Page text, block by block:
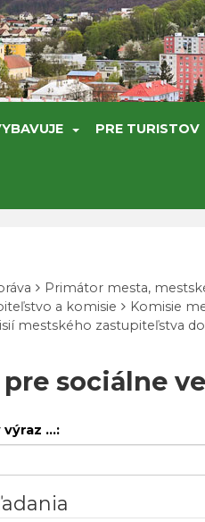
PRE TURISTOV
Primátor mesta,
a komisie
Komisie
mestského zastupiteľstva do
sociálne
...: